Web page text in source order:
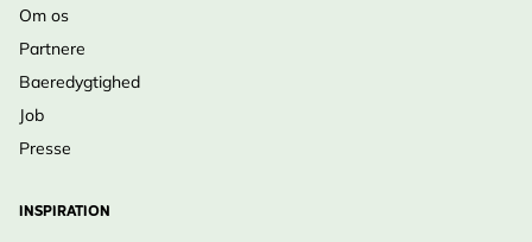
Om os
Partnere
Baeredygtighed
Job
Presse
INSPIRATION